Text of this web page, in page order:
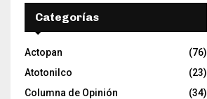
Categorías
Actopan
(76)
Atotonilco
(23)
Columna de Opinión
(34)